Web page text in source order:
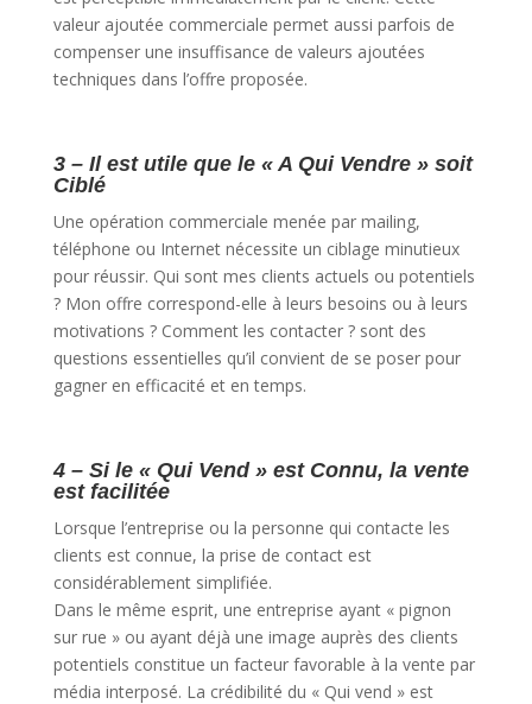
valeur ajoutée commerciale permet aussi parfois de
compenser une insuffisance de valeurs ajoutées
techniques dans l’offre proposée.
3 – Il est utile que le « A Qui Vendre » soit
Ciblé
Une opération commerciale menée par mailing,
téléphone ou Internet nécessite un ciblage minutieux
pour réussir. Qui sont mes clients actuels ou potentiels
? Mon offre correspond-elle à leurs besoins ou à leurs
motivations ? Comment les contacter ? sont des
questions essentielles qu’il convient de se poser pour
gagner en efficacité et en temps.
4 – Si le « Qui Vend » est Connu, la vente
est facilitée
Lorsque l’entreprise ou la personne qui contacte les
clients est connue, la prise de contact est
considérablement simplifiée.
Dans le même esprit, une entreprise ayant « pignon
sur rue » ou ayant déjà une image auprès des clients
potentiels constitue un facteur favorable à la vente par
média interposé. La crédibilité du « Qui vend » est